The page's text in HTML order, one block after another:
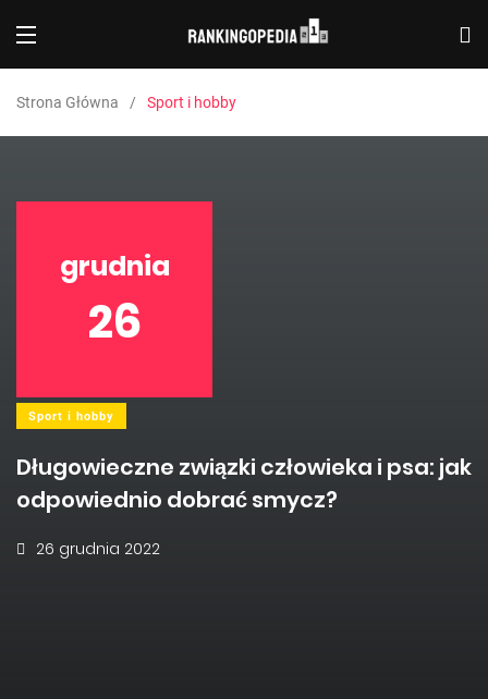
Strona Główna Sport i hobby
grudnia
26
Sport i hobby
Długowieczne związki człowieka i psa: jak
odpowiednio dobrać smycz?
26 grudnia 2022